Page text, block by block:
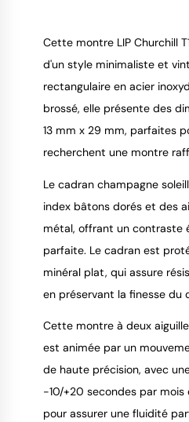
Cette montre LIP Churchill
d'un style minimaliste et
rectangulaire en acier
brossé, elle présente des
13 mm x 29 mm, parfaites
recherchent une montre
Le cadran champagne
index bâtons dorés et des
métal, offrant un contraste
parfaite. Le cadran est
minéral plat, qui assure
en préservant la finesse du
Cette montre à deux
est animée par un
de haute précision, avec
-10/+20 secondes par
pour assurer une fluidité